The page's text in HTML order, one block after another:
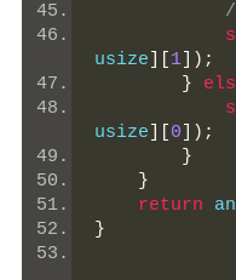
usize
1 ]);
}
usize
0 ]);
}
}
return
}